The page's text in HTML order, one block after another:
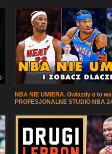
NBA NIE UMIERA. Gwiazdy o to
PROFESJONALNE STUDIO NBA